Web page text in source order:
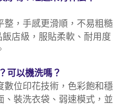
整，手感更滑順，不易粗糙
店級，服貼柔軟、耐用度
可以機洗嗎？
數位印花技術，色彩飽和穩
、裝洗衣袋、弱速模式，並